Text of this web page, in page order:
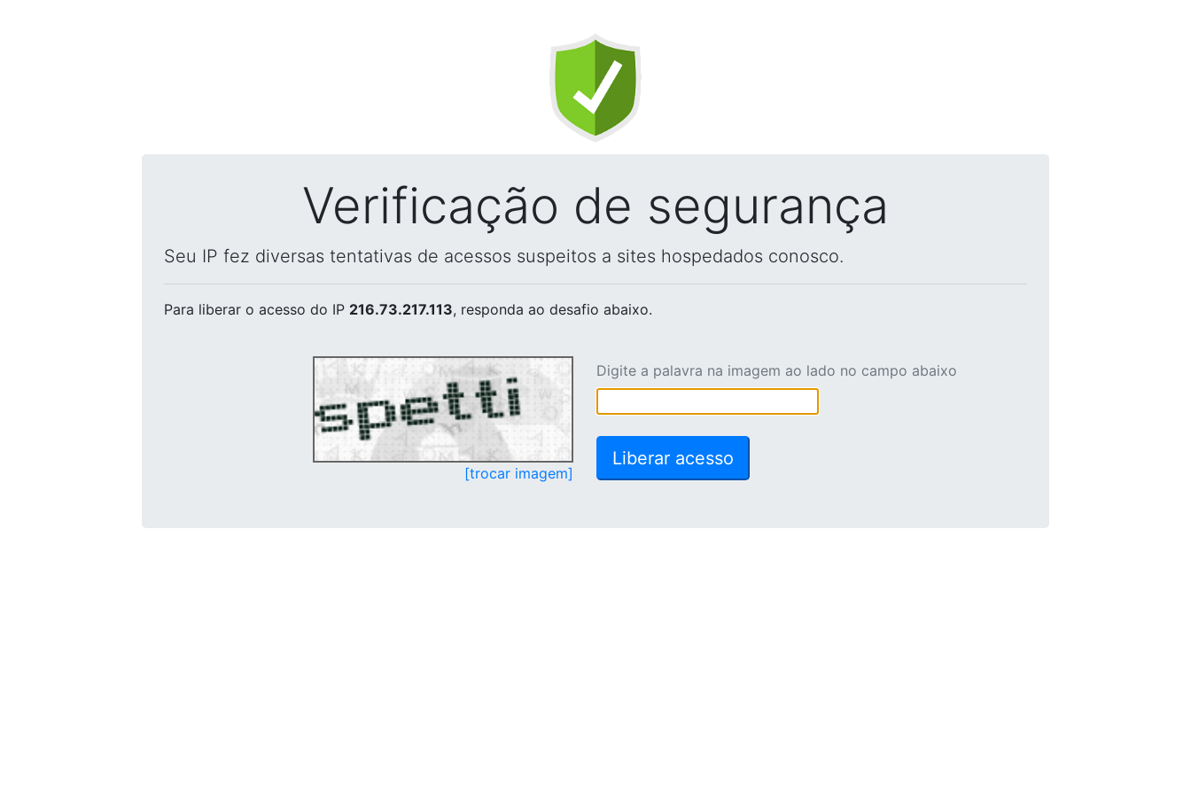
Verificação de segurança
Seu IP fez diversas tentativas de acessos suspeitos a sites hospedados conosco.
Para liberar o acesso do IP 216.73.217.113, responda ao desafio abaixo.
[trocar imagem]
Digite a palavra na imagem ao lado no campo abaixo